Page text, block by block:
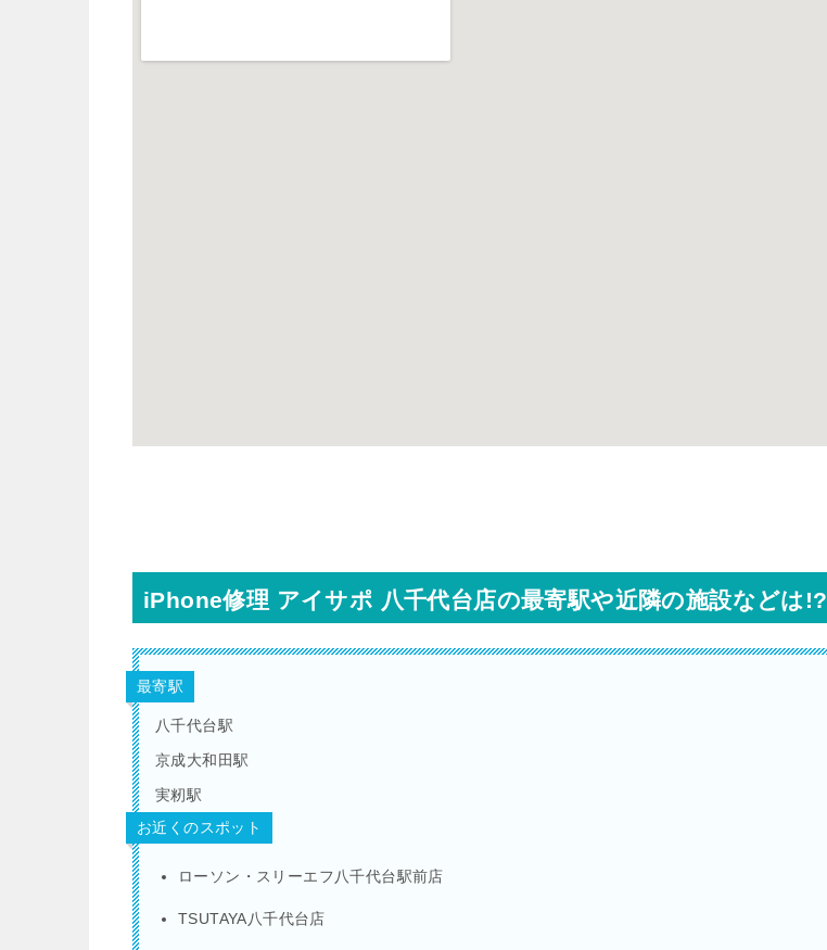
iPhone修理 アイサポ 八千代台店の最寄駅や近隣の施設などは!?
最寄駅
八千代台駅
京成大和田駅
実籾駅
お近くのスポット
ローソン・スリーエフ八千代台駅前店
TSUTAYA八千代台店